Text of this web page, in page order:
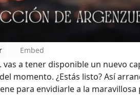
Embed
vas a tener disponible un nuevo
momento. ¿Estás listo? Así
para envidiarle a la maravillosa